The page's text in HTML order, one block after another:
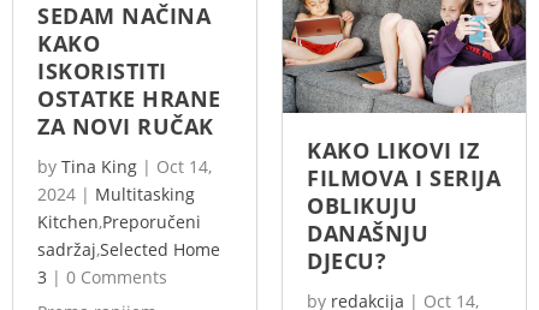
SEDAM NAČINA
KAKO
ISKORISTITI
OSTATKE HRANE
ZA NOVI RUČAK
by Tina King | Oct 14,
2024 | Multitasking
Kitchen,Preporučeni
sadržaj,Selected Home
3 | 0 Comments
KAKO LIKOVI IZ
FILMOVA I SERIJA
OBLIKUJU
DANAŠNJU
DJECU?
by redakcija | Oct 14,